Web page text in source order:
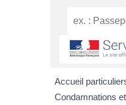
Accueil
Condamnations